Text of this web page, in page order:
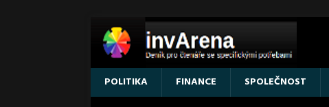
POLITIKA FINANCE SPOLEČNOST